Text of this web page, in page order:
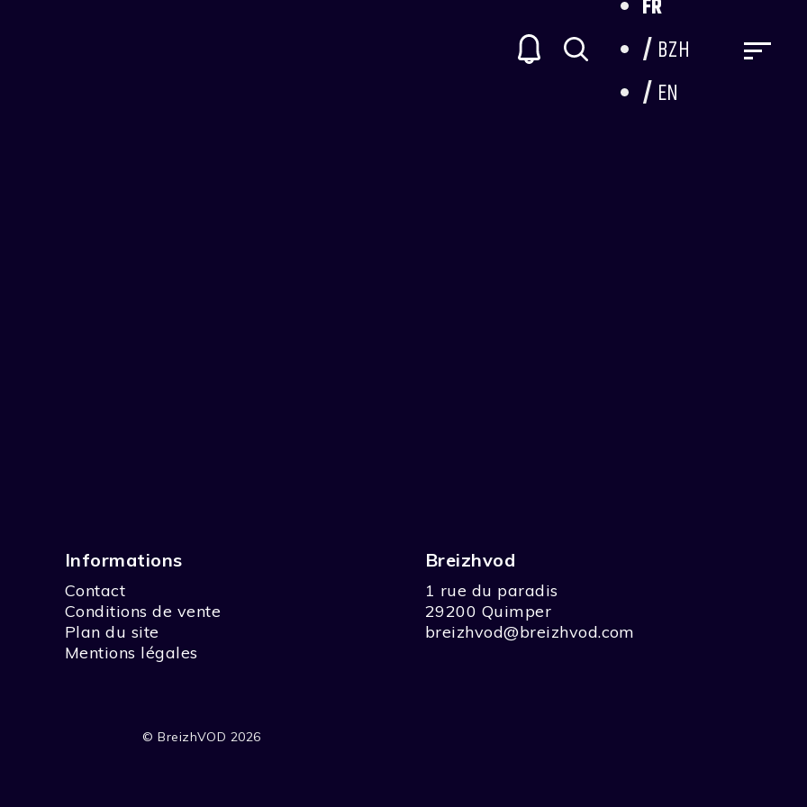
FR
BZH
EN
Informations
Contact
Conditions de vente
Plan du site
Mentions légales
Breizhvod
1 rue du paradis
29200 Quimper
breizhvod@breizhvod.com
© BreizhVOD 2026